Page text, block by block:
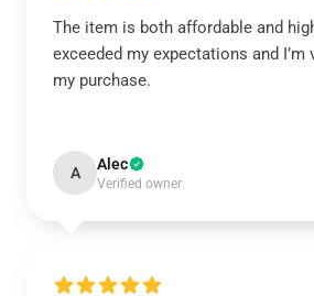
The item is both affordable and
exceeded my expectations and I’m
my purchase.
A Alec
Verified owner